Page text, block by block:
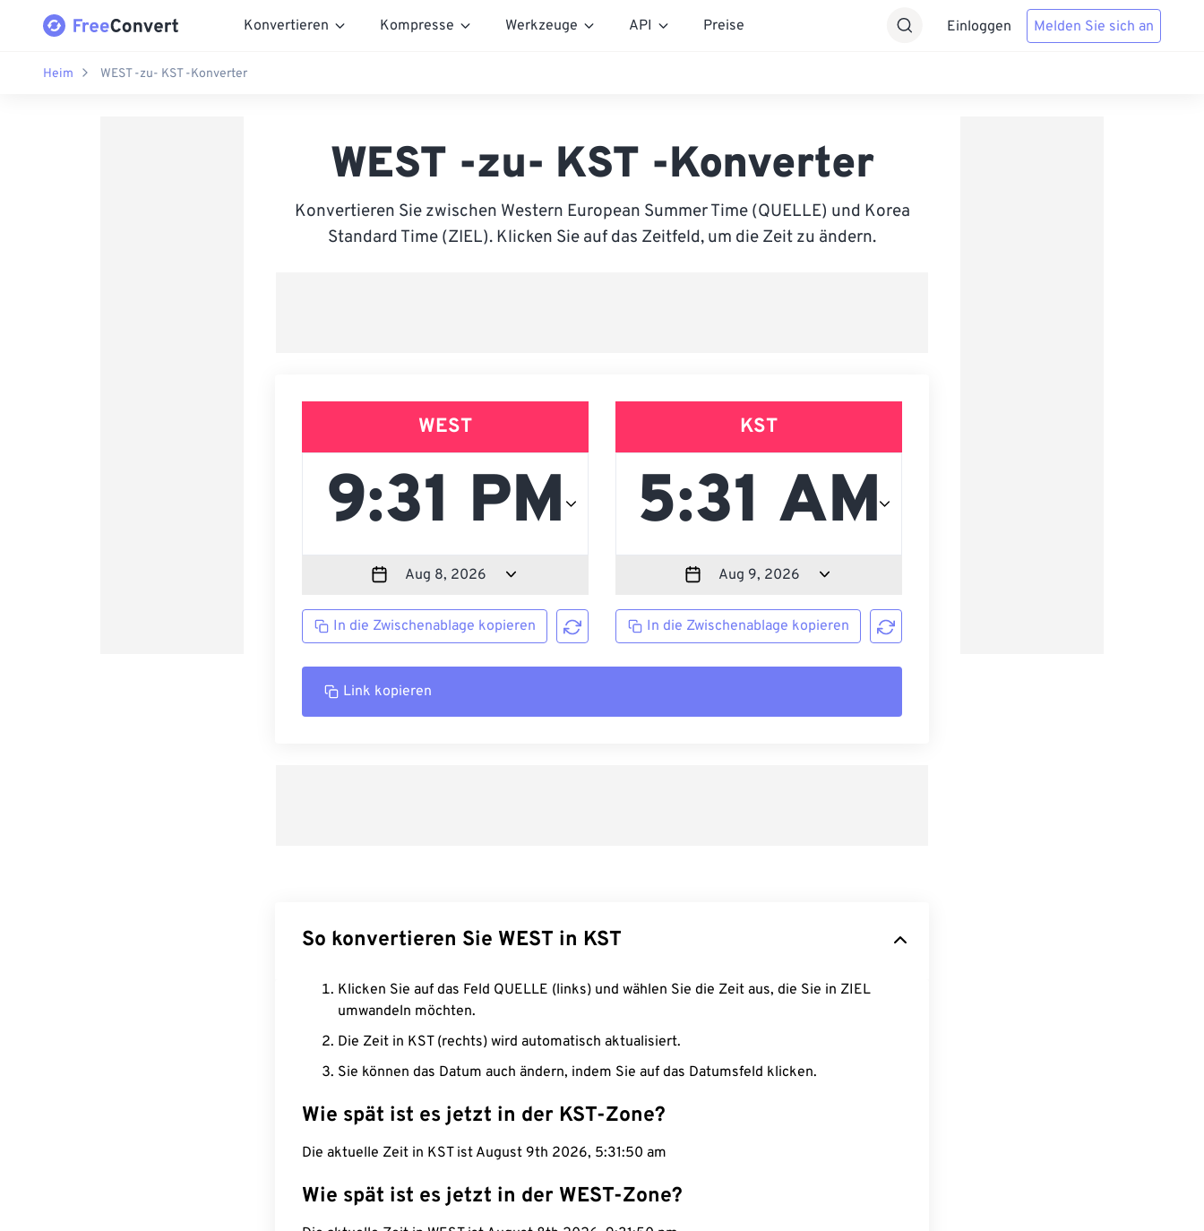
Konvertieren Kompresse Werkzeuge API Preise Einloggen Melden Sie sich an
Heim WEST -zu- KST -Konverter
WEST -zu- KST -Konverter
Konvertieren Sie zwischen Western European Summer Time (QUELLE) und Korea
Standard Time (ZIEL). Klicken Sie auf das Zeitfeld, um die Zeit zu ändern.
WEST
In die Zwischenablage kopieren
KST
In die Zwischenablage kopieren
Link kopieren
So konvertieren Sie WEST in KST
Klicken Sie auf das Feld QUELLE (links) und wählen Sie die Zeit aus, die Sie in ZIEL
umwandeln möchten.
Die Zeit in KST (rechts) wird automatisch aktualisiert.
Sie können das Datum auch ändern, indem Sie auf das Datumsfeld klicken.
Wie spät ist es jetzt in der KST-Zone?
Die aktuelle Zeit in KST ist August 9th 2026, 5:31:51 am
Wie spät ist es jetzt in der WEST-Zone?